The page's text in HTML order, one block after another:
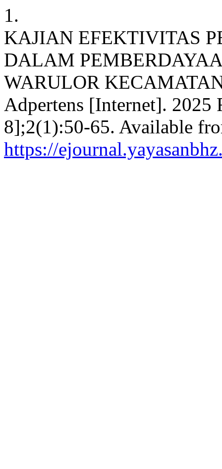
1.
KAJIAN EFEKTIVITAS
DALAM
WARULOR
Adpertens [Internet]. 2025
8];2(1):50-65. Available
https://